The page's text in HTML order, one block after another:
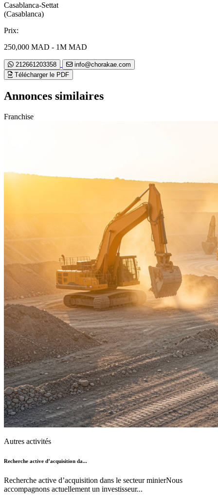
Casablanca-Settat
(Casablanca)
Prix:
250,000 MAD - 1M MAD
212661203358
info@chorakae.com
Télécharger le PDF
Annonces similaires
Franchise
Autres activités
Recherche active d’acquisition da...
Recherche active d’acquisition dans le secteur minierNous
accompagnons actuellement un investisseur...